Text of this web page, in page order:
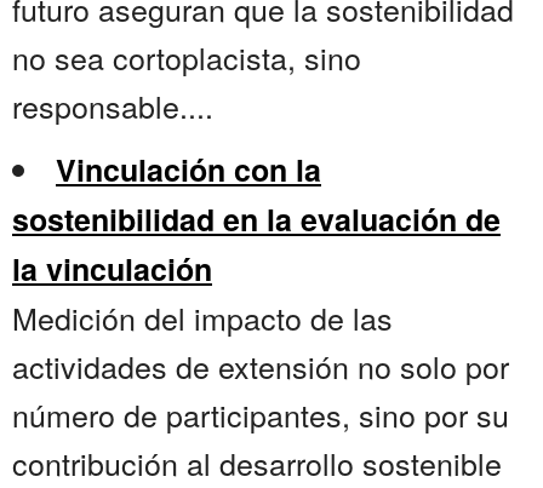
no sea cortoplacista, sino
responsable....
Vinculación con la
sostenibilidad en la evaluación de
la vinculación
Medición del impacto de las
actividades de extensión no solo por
número de participantes, sino por su
contribución al desarrollo sostenible